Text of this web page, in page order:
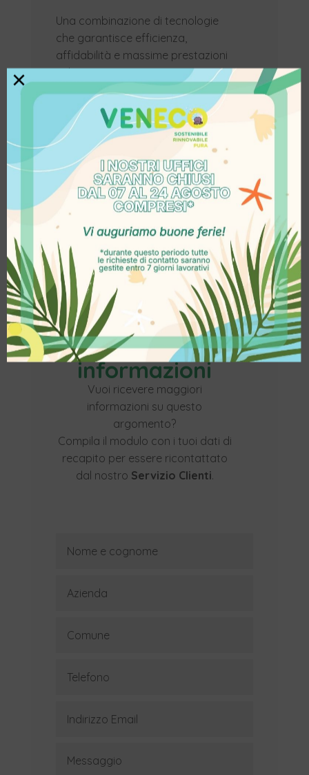
Una combinazione di tecnologie
che garantisce efficienza,
affidabilità e massime prestazioni
nel tempo.
Il risultato è un esempio concreto
di come innovazione, competenza
tecnica e qualità dei componenti
possano creare un sistema
fotovoltaico efficiente, duraturo e
su misura.
Clicca qui per vedere il video
dell’impianto completo.
Contattaci per
maggiori
informazioni
Vuoi ricevere maggiori
informazioni su questo
argomento?
Compila il modulo con i tuoi dati di
recapito per essere ricontattato
dal nostro Servizio Clienti.
×